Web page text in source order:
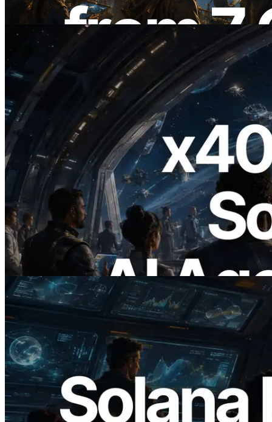
Leer este artículo
2026.07.04
ERPC lanza Solana RPC compatible con
x402 — La era en la que los agentes de IA
pagan bajo demanda por las API que
necesitan
Leer este artículo
2026.05.24